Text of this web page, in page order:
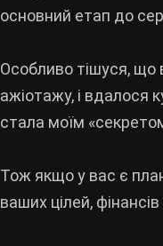
основний етап до
Особливо тішуся, що
ажіотажу, і вдалося
стала моїм
Тож якщо у вас є
ваших цілей,